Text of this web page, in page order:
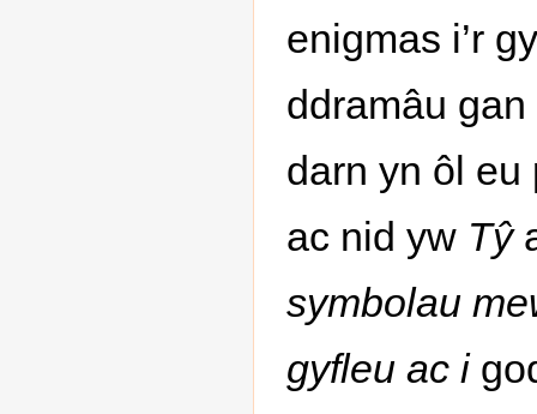
enigmas i’r
ddramâu
darn yn ôl eu
ac nid yw Tŷ
symbolau
gyfleu ac i